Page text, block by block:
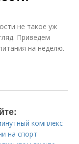
не такое уж
Приведем
на неделю.
комплекс
на спорт